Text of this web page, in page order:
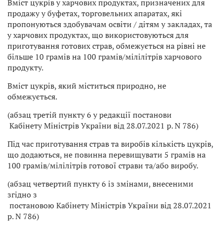
Вміст цукрів у харчових продуктах, призначених для
продажу у буфетах, торговельних апаратах, які
пропонуються здобувачам освіти / дітям у закладах, та
у харчових продуктах, що використовуються для
приготування готових страв, обмежується на рівні не
більше 10 грамів на 100 грамів/мілілітрів харчового
продукту.
Вміст цукрів, який міститься природно, не
обмежується.
(абзац третій пункту 6 у редакції постанови
Кабінету Міністрів України від 28.07.2021 р. N 786)
Під час приготування страв та виробів кількість цукрів,
що додаються, не повинна перевищувати 5 грамів на
100 грамів/мілілітрів готової страви та/або виробу.
(абзац четвертий пункту 6 із змінами, внесеними
згідно з
постановою Кабінету Міністрів України від 28.07.2021
р. N 786)